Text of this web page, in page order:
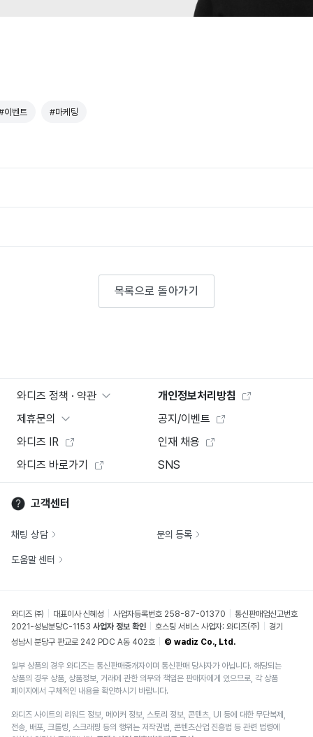
이벤트 #마케팅
목록으로 돌아가기
와디즈 정책 · 약관
개인정보처리방침
제휴문의
공지/이벤트
와디즈 IR
인재 채용
와디즈 바로가기
SNS
고객센터
채팅 상담 문의 등록
도움말 센터
와디즈 ㈜ 대표이사 신혜성 사업자등록번호 258-87-01370
통신판매업신고번호
2021-성남분당C-1153 사업자 정보 확인 호스팅 서비스 사업자: 와디즈(주)
경기
성남시 분당구 판교로 242 PDC A동 402호
© wadiz Co., Ltd.
일부 상품의 경우 와디즈는 통신판매중개자이며 통신판매 당사자가 아닙니다. 해당되는
상품의 경우 상품, 상품정보, 거래에 관한 의무와 책임은 판매자에게 있으므로, 각 상품
페이지에서 구체적인 내용을 확인하시기 바랍니다.
와디즈 사이트의 리워드 정보, 메이커 정보, 스토리 정보, 콘텐츠, UI 등에 대한 무단복제,
전송, 배포, 크롤링, 스크래핑 등의 행위는 저작권법, 콘텐츠산업 진흥법 등 관련 법령에